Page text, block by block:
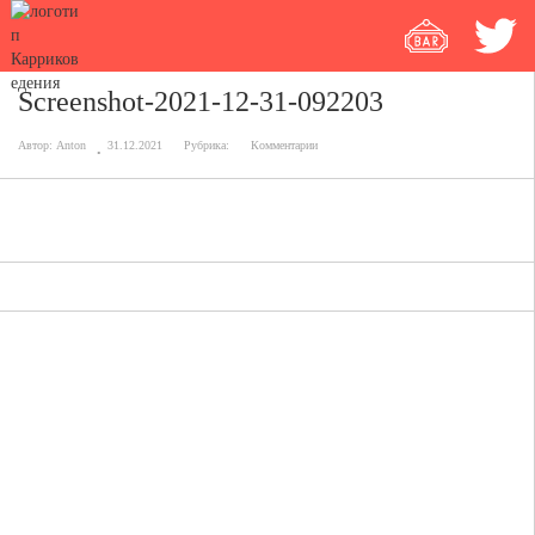
Screenshot-2021-12-31-092203
Автор: Anton 31.12.2021 Рубрика: Комментарии